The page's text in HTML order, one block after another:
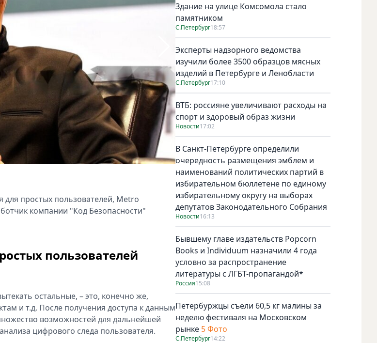
Фото соцсети
для простых пользователей, Metro
компании "Код Безопасности"
пользователей
остальные, – это, конечно же,
и т.д. После получения доступа к данным
возможностей для дальнейшей
цифрового следа пользователя.
Здание на улице Комсомола стало
памятником
С.Петербург18:57
Эксперты надзорного ведомства
изучили более 3500 образцов мясных
изделий в Петербурге и Ленобласти
С.Петербург17:10
ВТБ: россияне увеличивают расходы на
спорт и здоровый образ жизни
Новости17:02
В Санкт-Петербурге определили
очередность размещения эмблем и
наименований политических партий в
избирательном бюллетене по единому
избирательному округу на выборах
депутатов Законодательного Собрания
Новости16:13
Бывшему главе издательств Popcorn
Books и Individuum назначили 4 года
условно за распространение
литературы с ЛГБТ-пропагандой*
Россия15:08
Петербуржцы съели 60,5 кг малины за
неделю фестиваля на Московском
рынке 5 Фото
С.Петербург14:22